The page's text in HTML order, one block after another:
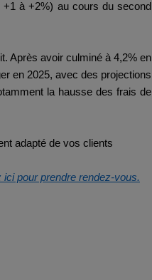
à +2%) au cours du second
Après avoir culminé à 4,2% en
en 2025, avec des projections
la hausse des frais de
adapté de vos clients
ici pour prendre rendez-vous.